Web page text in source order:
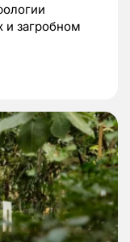
и загробном